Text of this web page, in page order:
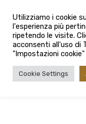
Città
Tipologia contratto
Tipologia contratto
Utilizziamo i cookie
l'esperienza più
ripetendo le visite.
acconsenti all'uso di
"Impostazioni
Cookie Settings